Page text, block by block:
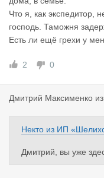
Что я, как экспедитор,
господь. Таможня
Есть ли ещё грехи у
2 0
Дмитрий Максименко из
Некто из ИП
Дмитрий, вы уже